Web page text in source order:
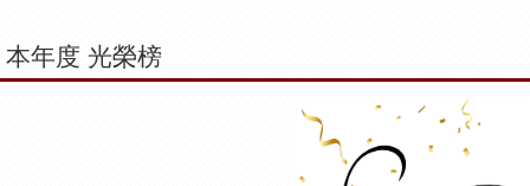
本年度 光榮榜